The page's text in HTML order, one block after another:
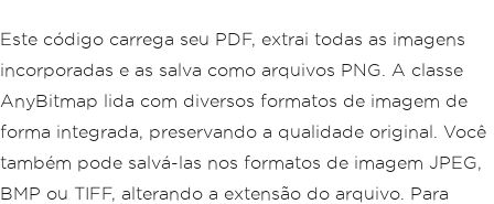
Este código carrega seu PDF, extrai todas as imagens
incorporadas e as salva como arquivos PNG. A classe
AnyBitmap lida com diversos formatos de imagem de
forma integrada, preservando a qualidade original. Você
também pode salvá-las nos formatos de imagem JPEG,
BMP ou TIFF, alterando a extensão do arquivo. Para